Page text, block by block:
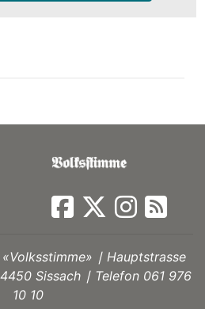
∣ Hauptstrasse
Sissach ∣ Telefon 061 976
10 10